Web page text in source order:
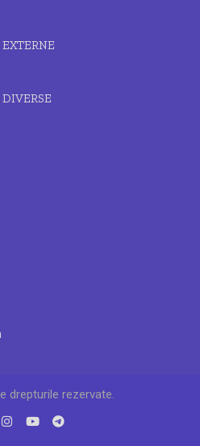
EXTERNE
DIVERSE
drepturile rezervate.